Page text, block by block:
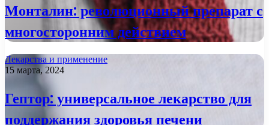
Монталин: революционный препарат с
многосторонним действием
Лекарства и применение
15 марта, 2024
Гептор: универсальное лекарство для
поддержания здоровья печени